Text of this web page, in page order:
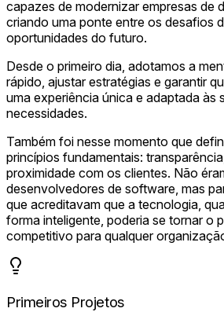
capazes de modernizar empresas de
criando uma ponte entre os desafios
oportunidades do futuro.
Desde o primeiro dia, adotamos a
rápido, ajustar estratégias e garantir
uma experiência única e adaptada às
necessidades.
Também foi nesse momento que
princípios fundamentais:
proximidade com os clientes. Não
desenvolvedores de software, mas
que acreditavam que a tecnologia,
forma inteligente, poderia se tornar o
competitivo para qualquer
Primeiros Projetos